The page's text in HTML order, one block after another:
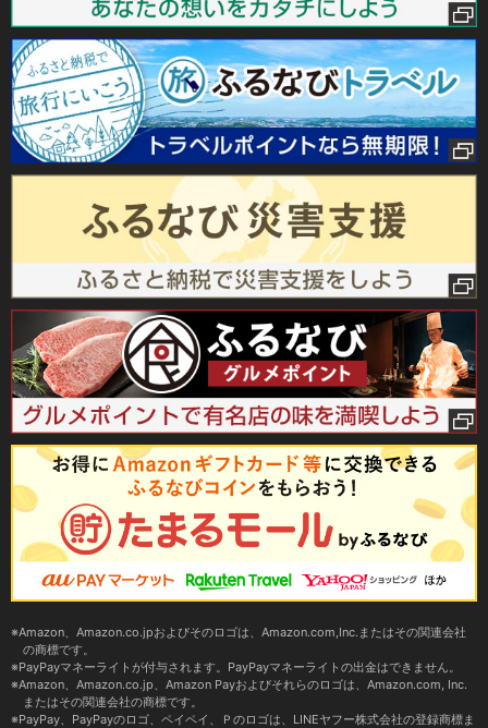
Amazon、Amazon.co.jpおよびそのロゴは、Amazon.com,Inc.またはその関連会社
の商標です。
PayPayマネーライトが付与されます。PayPayマネーライトの出金はできません。
Amazon、Amazon.co.jp、Amazon Payおよびそれらのロゴは、Amazon.com, Inc.
またはその関連会社の商標です。
PayPay、PayPayのロゴ、ペイペイ、Ｐのロゴは、LINEヤフー株式会社の登録商標ま